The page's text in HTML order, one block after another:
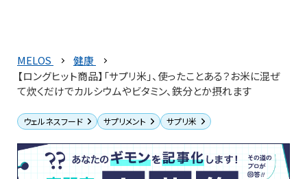
MELOS
健康
【ロングヒット商品】「サプリ米」、使ったことある？お米に混ぜ
て炊くだけでカルシウムやビタミン、鉄分とか摂れます
ウェルネスフード サプリメント サプリ米